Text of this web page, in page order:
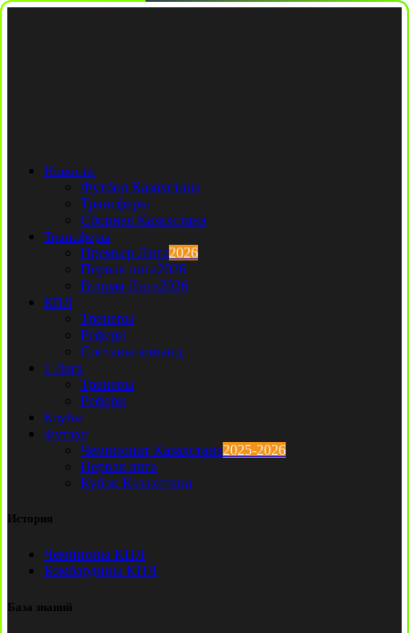
Новости
Футбол Казахстана
Трансферы
Сборная Казахстана
Трансферы
Премьер Лига2026
Первая лига2026
Вторая Лига2026
КПЛ
Тренеры
Рефери
Составы команд
1 Лига
Тренеры
Рефери
Клубы
Футзал
Чемпионат Казахстана2025-2026
Первая лига
Кубок Казахстана
История
Чемпионы КПЛ
Бомбардиры КПЛ
База знаний